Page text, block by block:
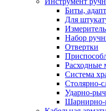
Биты,
Для
Набор
Отвертки
Расходные
Система
Столярно-
Ударно-
Шарнирно-